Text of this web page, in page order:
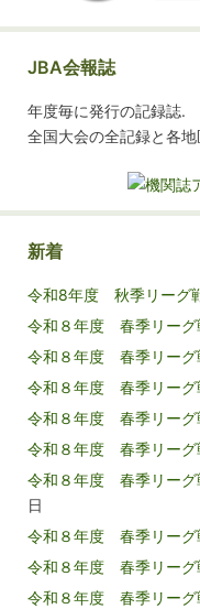
JBA会報誌
年度毎に発行の記録誌.
全国大会の全記録と各
新着
令和8年度 秋季リーグ
令和８年度 春季リー
令和８年度 春季リー
令和８年度 春季リー
令和８年度 春季リー
令和８年度 春季リー
令和８年度 春季リー
日
令和８年度 春季リー
令和８年度 春季リー
令和８年度 春季リー